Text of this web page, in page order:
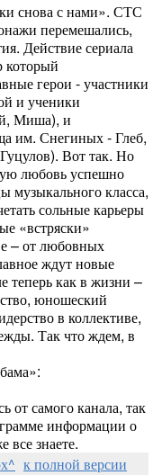
снова с нами». СТС
перемешались,
Действие сериала
который
герои - участники
и ученики
Миша), и
им. Снегиных - Глеб,
Вот так. Но
любовь успешно
музыкального класса,
сольные карьеры
«встряски»
– от любовных
ждут новые
теперь как в жизни –
юношеский
в коллективе,
Так что ждем, в
от самого канала, так
информации о
все знаете.
к полной версии